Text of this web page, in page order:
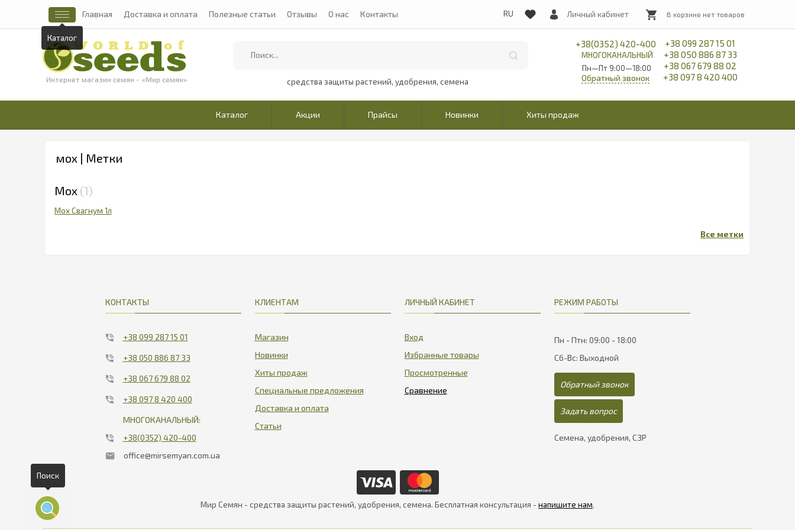
Каталог
Главная Доставка и оплата Полезные статьи Отзывы О нас Контакты Личный кабинет
Интернет магазин семян - «Мир семян» средства защиты растений, удобрения, семена
+38(0352) 420-400
МНОГОКАНАЛЬНЫЙ
Пн—Пт 9:00—18:00
+38 099 287 15 01
+38 050 886 87 33
+38 067 679 88 02
+38 097 8 420 400
Обратный звонок
Каталог Акции Прайсы Новинки Хиты продаж
мох | Метки
Мох 1
Мох Свагнум 1л
КОНТАКТЫ
+38 099 287 15 01
+38 050 886 87 33
+38 067 679 88 02
+38 097 8 420 400
МНОГОКАНАЛЬНЫЙ:
+38(0352) 420-400
office@mirsemyan.com.ua
КЛИЕНТАМ
Магазин
Новинки
Хиты продаж
Специальные предложения
Доставка и оплата
Статьи
ЛИЧНЫЙ КАБИНЕТ
Вход
Избранные товары
Просмотренные
РЕЖИМ РАБОТЫ
Пн - Птн: 09:00 - 18:00
Сб-Вс: Выходной
Обратный звонок
Задать вопрос
Семена, удобрения, СЗР
Мир Семян - средства защиты растений, удобрения, семена. Бесплатная консультация - напишите нам.
Поиск